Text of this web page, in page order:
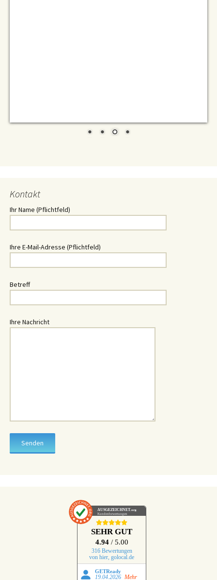
Kontakt
Ihr Name (Pflichtfeld)
Ihre E-Mail-Adresse (Pflichtfeld)
Betreff
Ihre Nachricht
AUSGEZEICHNET.org
Kundenbewertungen
SEHR GUT
4.94 / 5.00
316 Bewertungen
von hier, golocal.de
GETReady
19.04.2026 Mehr